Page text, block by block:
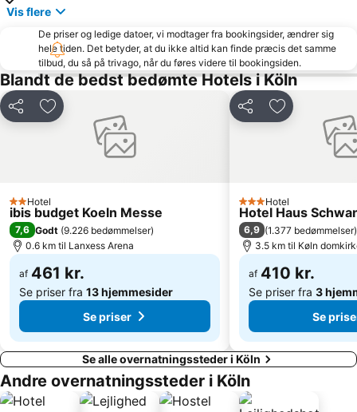
Köln Zoo
Unterbilk
Altstadt-Süd
Køln svævebane
Südstadion
Porz
Holthausen
Bad Godesberg
Aqualand Waterpark
World Conference Center Bonn
Star Trek Convention - FedCon
Friedrichsberg
Walporzheim
Rheindahlen-Land
Vis flere
De priser og ledige datoer, vi modtager fra bookingsider, ændrer sig
hele tiden. Det betyder, at du ikke altid kan finde præcis det samme
tilbud, du så på trivago, når du føres videre til bookingsiden.
Blandt de bedst bedømte Hotels i Köln
Del Føj til favoritter
2 Stjerner
Hotel
ibis budget Koeln Messe
7,6 Godt (9.226 bedømmelser)
0.6 km til Lanxess Arena
af 461 kr.
Se priser fra 13 hjemmesider
Se priser
Del Føj til
3 Stjerner
Hotel
Hotel Haus
6,9 (1.377 bedømmelser)
3.5 km til Køln
af 410 kr.
Se priser fra 3
Se
Se alle overnatningssteder i Köln
Andre overnatningssteder i Köln